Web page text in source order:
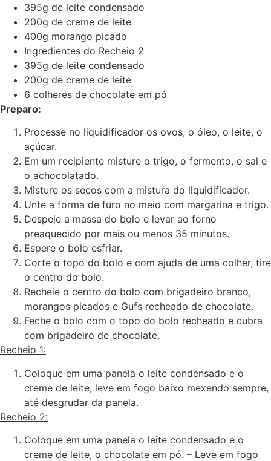
395g de leite condensado
200g de creme de leite
400g morango picado
Ingredientes do Recheio 2
395g de leite condensado
200g de creme de leite
6 colheres de chocolate em pó
Preparo:
Processe no liquidificador os ovos, o óleo, o leite, o
açúcar.
Em um recipiente misture o trigo, o fermento, o sal e
o achocolatado.
Misture os secos com a mistura do liquidificador.
Unte a forma de furo no meio com margarina e trigo.
Despeje a massa do bolo e levar ao forno
preaquecido por mais ou menos 35 minutos.
Espere o bolo esfriar.
Corte o topo do bolo e com ajuda de uma colher, tire
o centro do bolo.
Recheie o centro do bolo com brigadeiro branco,
morangos picados e Gufs recheado de chocolate.
Feche o bolo com o topo do bolo recheado e cubra
com brigadeiro de chocolate.
Recheio 1:
Coloque em uma panela o leite condensado e o
creme de leite, leve em fogo baixo mexendo sempre,
até desgrudar da panela.
Recheio 2:
Coloque em uma panela o leite condensado e o
creme de leite, o chocolate em pó. – Leve em fogo